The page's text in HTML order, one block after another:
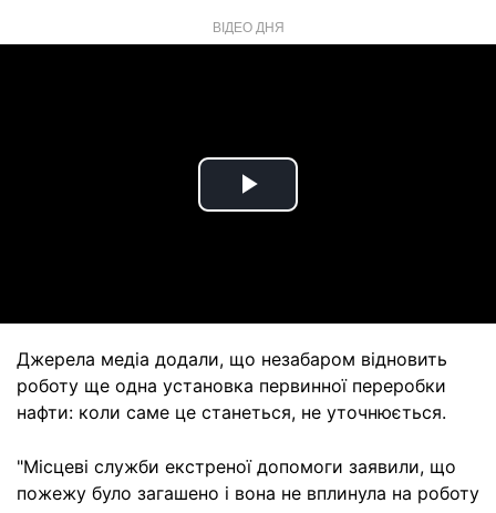
ВІДЕО ДНЯ
Play
Джерела медіа додали, що незабаром відновить
роботу ще одна установка первинної переробки
нафти: коли саме це станеться, не уточнюється.
"Місцеві служби екстреної допомоги заявили, що
пожежу було загашено і вона не вплинула на роботу